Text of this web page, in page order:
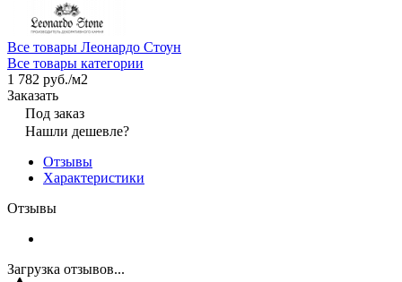
Все товары Леонардо Стоун
Все товары категории
1 782 руб./м2
Заказать
Под заказ
Нашли дешевле?
Отзывы
Характеристики
Отзывы
Загрузка отзывов...